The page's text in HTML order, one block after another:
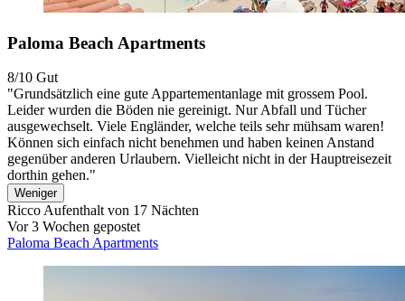
Paloma Beach Apartments
8/10 Gut
"Grundsätzlich eine gute Appartementanlage mit grossem Pool.
Leider wurden die Böden nie gereinigt. Nur Abfall und Tücher
ausgewechselt. Viele Engländer, welche teils sehr mühsam waren!
Können sich einfach nicht benehmen und haben keinen Anstand
gegenüber anderen Urlaubern. Vielleicht nicht in der Hauptreisezeit
dorthin gehen."
Weniger
Ricco Aufenthalt von 17 Nächten
Vor 3 Wochen gepostet
Paloma Beach Apartments